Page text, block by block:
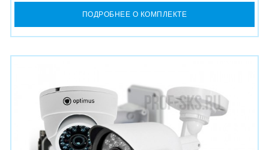
ПОДРОБНЕЕ О КОМПЛЕКТЕ